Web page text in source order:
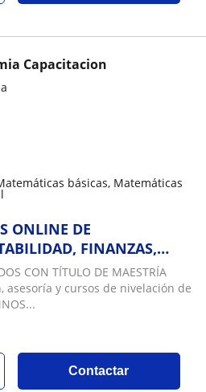
Capacitacion
básicas, Matemáticas
ONLINE DE
FINANZAS,
ECONOMETRÍA
ÁLGEBRA LINEAL
CON TÍTULO DE MAESTRÍA
asesoría y cursos de nivelación de
Contactar